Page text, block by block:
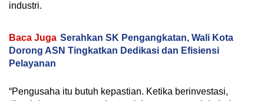
industri.
Baca Juga Serahkan SK Pengangkatan, Wali Kota
Dorong ASN Tingkatkan Dedikasi dan Efisiensi
Pelayanan
“Pengusaha itu butuh kepastian. Ketika berinvestasi,